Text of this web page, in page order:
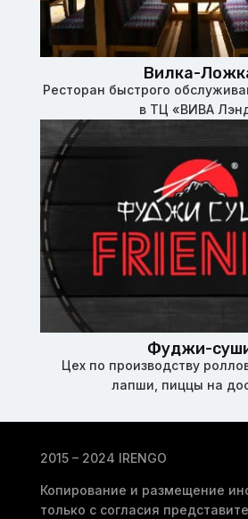
Вилка-
Ресторан быстрого
в ТЦ «ВИВА
Фуджи-
Цех по производству
лапши, пиццы на
2015 – 2024 IRENGO
Копирование и размещение
только с согласия